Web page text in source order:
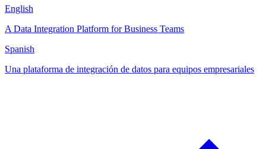
English
A Data Integration Platform for Business Teams
Spanish
Una plataforma de integración de datos para equipos empresariales